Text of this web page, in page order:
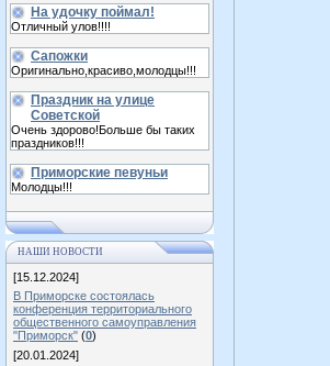
На удочку поймал!
Отличный улов!!!!
Сапожки
Оригинально,красиво,молодцы!!!
Праздник на улице
Советской
Очень здорово!Больше бы таких
праздников!!!
Приморские певуньи
Молодцы!!!
НАШИ НОВОСТИ
[15.12.2024]
В Приморске состоялась
конференция территориального
общественного самоуправления
"Приморск" (0)
[20.01.2024]